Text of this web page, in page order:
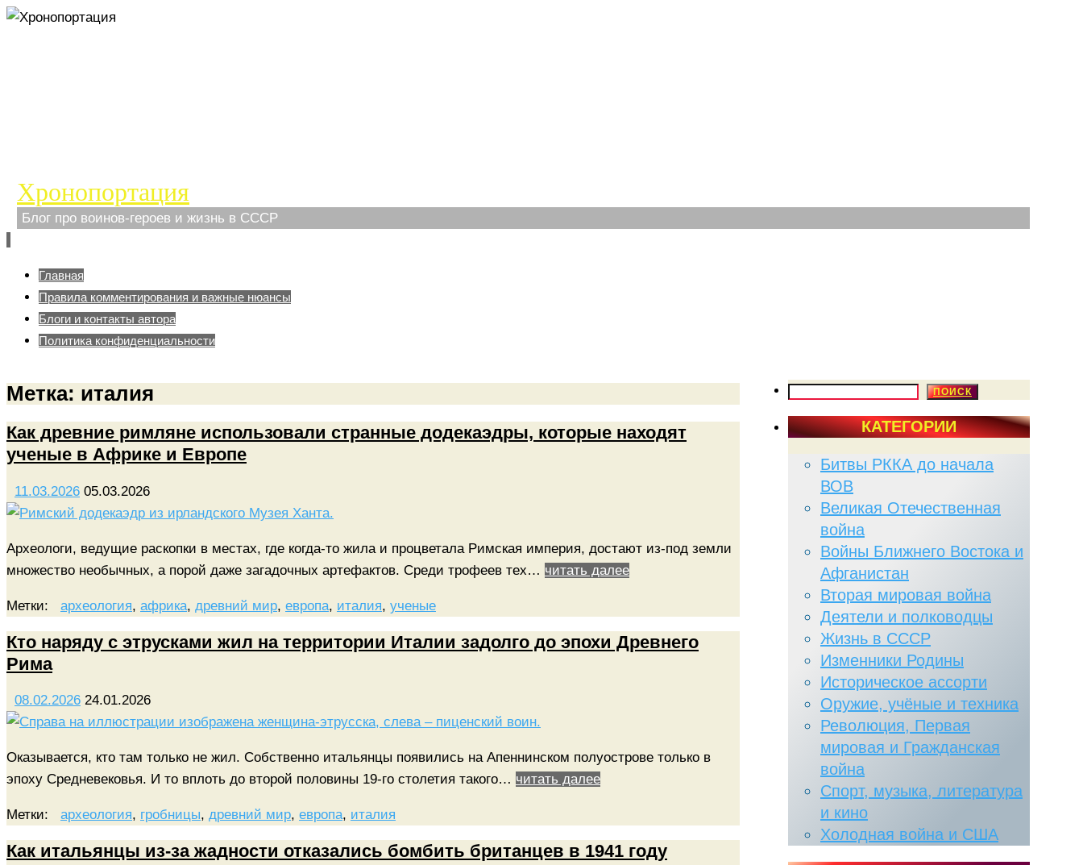
Хронопортация
Блог про воинов-героев и жизнь в СССР
Перейти
содержимому
Главная
Правила комментирования и важные нюансы
Блоги и контакты автора
Политика конфиденциальности
Метка: италия
Как древние римляне использовали странные додекаэдры, которые находят
ученые в Африке и Европе
11.03.2026 05.03.2026
Археологи, ведущие раскопки в местах, где когда-то жила и процветала Римская империя, достают из-под земли
множество необычных, а порой даже загадочных артефактов. Среди трофеев тех… читать далее
Метки: археология, африка, древний мир, европа, италия, ученые
Кто наряду с этрусками жил на территории Италии задолго до эпохи Древнего
Рима
08.02.2026 24.01.2026
Оказывается, кто там только не жил. Собственно итальянцы появились на Апеннинском полуострове только в
эпоху Средневековья. И то вплоть до второй половины 19-го столетия такого… читать далее
Метки: археология, гробницы, древний мир, европа, италия
Как итальянцы из-за жадности отказались бомбить британцев в 1941 году
ПОИСК
КАТЕГОРИИ
Битвы РККА до начала
ВОВ
Великая Отечественная
война
Войны Ближнего Востока и
Афганистан
Вторая мировая война
Деятели и полководцы
Жизнь в СССР
Изменники Родины
Историческое ассорти
Оружие, учёные и техника
Революция, Первая
мировая и Гражданская
война
Спорт, музыка, литература
и кино
Холодная война и США